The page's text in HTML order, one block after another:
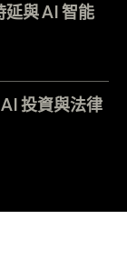
與 AI 智能
投資與法律